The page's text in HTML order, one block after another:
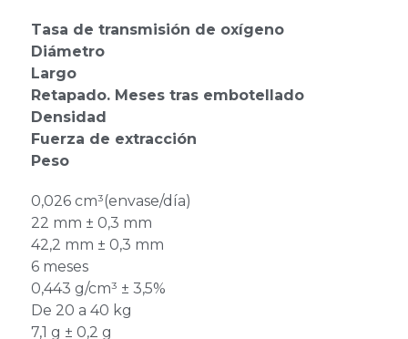
Tasa de transmisión de oxígeno
Diámetro
Largo
Retapado. Meses tras embotellado
Densidad
Fuerza de extracción
Peso
0,026 cm³(envase/día)
22 mm ± 0,3 mm
42,2 mm ± 0,3 mm
6 meses
0,443 g/cm³ ± 3,5%
De 20 a 40 kg
7,1 g ± 0,2 g